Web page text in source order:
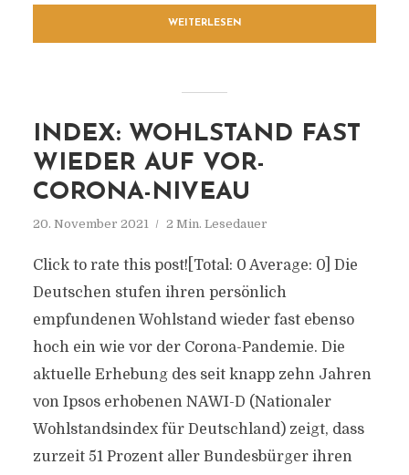
WEITERLESEN
INDEX: WOHLSTAND FAST
WIEDER AUF VOR-
CORONA-NIVEAU
20. November 2021 2 Min. Lesedauer
Click to rate this post![Total: 0 Average: 0] Die
Deutschen stufen ihren persönlich
empfundenen Wohlstand wieder fast ebenso
hoch ein wie vor der Corona-Pandemie. Die
aktuelle Erhebung des seit knapp zehn Jahren
von Ipsos erhobenen NAWI-D (Nationaler
Wohlstandsindex für Deutschland) zeigt, dass
zurzeit 51 Prozent aller Bundesbürger ihren